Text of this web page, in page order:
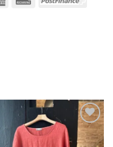
Add to
wishlist